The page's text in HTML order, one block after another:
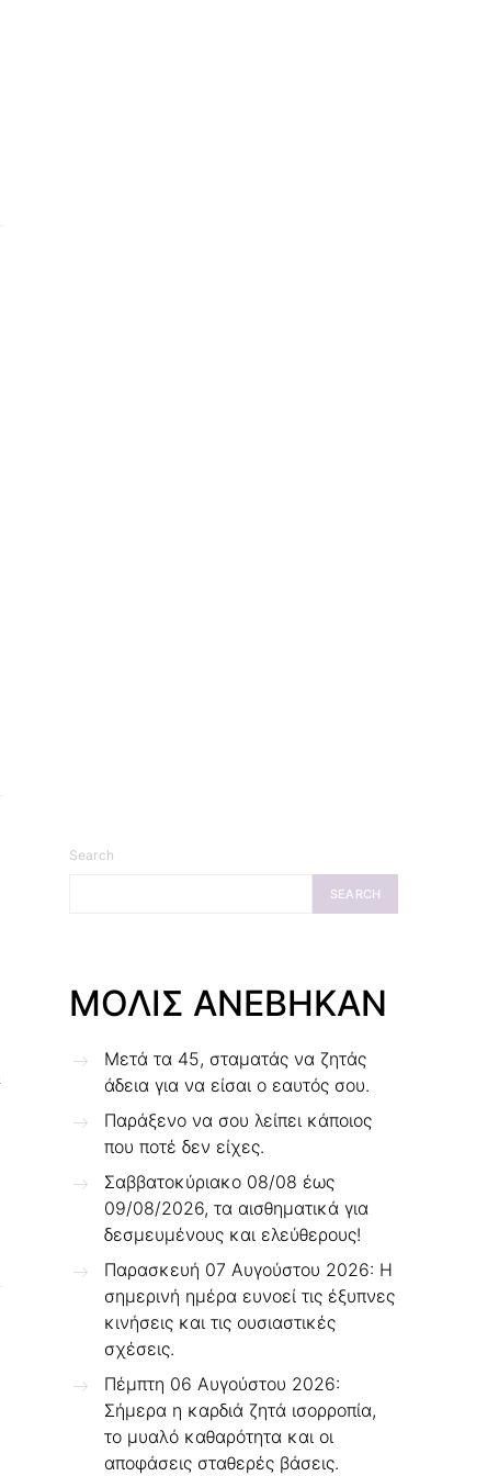
Search
SEARCH
ΜΟΛΙΣ ΑΝΕΒΗΚΑΝ
Μετά τα 45, σταματάς να ζητάς
άδεια για να είσαι ο εαυτός σου.
Παράξενο να σου λείπει κάποιος
που ποτέ δεν είχες.
Σαββατοκύριακο 08/08 έως
09/08/2026, τα αισθηματικά για
δεσμευμένους και ελεύθερους!
Παρασκευή 07 Αυγούστου 2026: Η
σημερινή ημέρα ευνοεί τις έξυπνες
κινήσεις και τις ουσιαστικές
σχέσεις.
Πέμπτη 06 Αυγούστου 2026:
Σήμερα η καρδιά ζητά ισορροπία,
το μυαλό καθαρότητα και οι
αποφάσεις σταθερές βάσεις.